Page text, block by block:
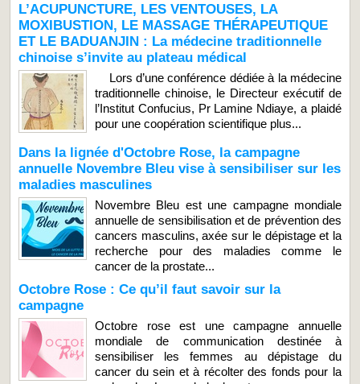
L’ACUPUNCTURE, LES VENTOUSES, LA
MOXIBUSTION, LE MASSAGE THÉRAPEUTIQUE
ET LE BADUANJIN : La médecine traditionnelle
chinoise s’invite au plateau médical
Lors d’une conférence dédiée à la médecine
traditionnelle chinoise, le Directeur exécutif de
l’Institut Confucius, Pr Lamine Ndiaye, a plaidé
pour une coopération scientifique plus...
Dans la lignée d'Octobre Rose, la campagne
annuelle Novembre Bleu vise à sensibiliser sur les
maladies masculines
Novembre Bleu est une campagne mondiale
annuelle de sensibilisation et de prévention des
cancers masculins, axée sur le dépistage et la
recherche pour des maladies comme le
cancer de la prostate...
Octobre Rose : Ce qu’il faut savoir sur la
campagne
Octobre rose est une campagne annuelle
mondiale de communication destinée à
sensibiliser les femmes au dépistage du
cancer du sein et à récolter des fonds pour la